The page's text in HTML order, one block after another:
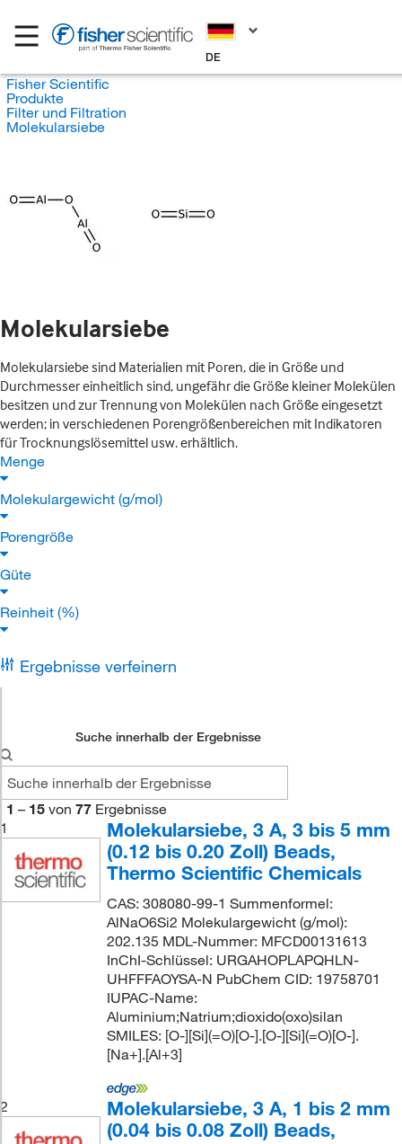
DE
Fisher Scientific
Produkte
Filter und Filtration
Molekularsiebe
Molekularsiebe
Molekularsiebe sind Materialien mit Poren, die in Größe und
Durchmesser einheitlich sind, ungefähr die Größe kleiner Molekülen
besitzen und zur Trennung von Molekülen nach Größe eingesetzt
werden; in verschiedenen Porengrößenbereichen mit Indikatoren
für Trocknungslösemittel usw. erhältlich.
Menge
Molekulargewicht (g/mol)
Porengröße
Güte
Reinheit (%)
Ergebnisse verfeinern
Suche innerhalb der Ergebnisse
1 – 15 von 77 Ergebnisse
1
Molekularsiebe, 3 A, 3 bis 5 mm
(0.12 bis 0.20 Zoll) Beads,
Thermo Scientific Chemicals
CAS: 308080-99-1 Summenformel:
AlNaO6Si2 Molekulargewicht (g/mol):
202.135 MDL-Nummer: MFCD00131613
InChI-Schlüssel: URGAHOPLAPQHLN-
UHFFFAOYSA-N PubChem CID: 19758701
IUPAC-Name:
Aluminium;Natrium;dioxido(oxo)silan
SMILES: [O-][Si](=O)[O-].[O-][Si](=O)[O-].
[Na+].[Al+3]
2
Molekularsiebe, 3 A, 1 bis 2 mm
(0.04 bis 0.08 Zoll) Beads,